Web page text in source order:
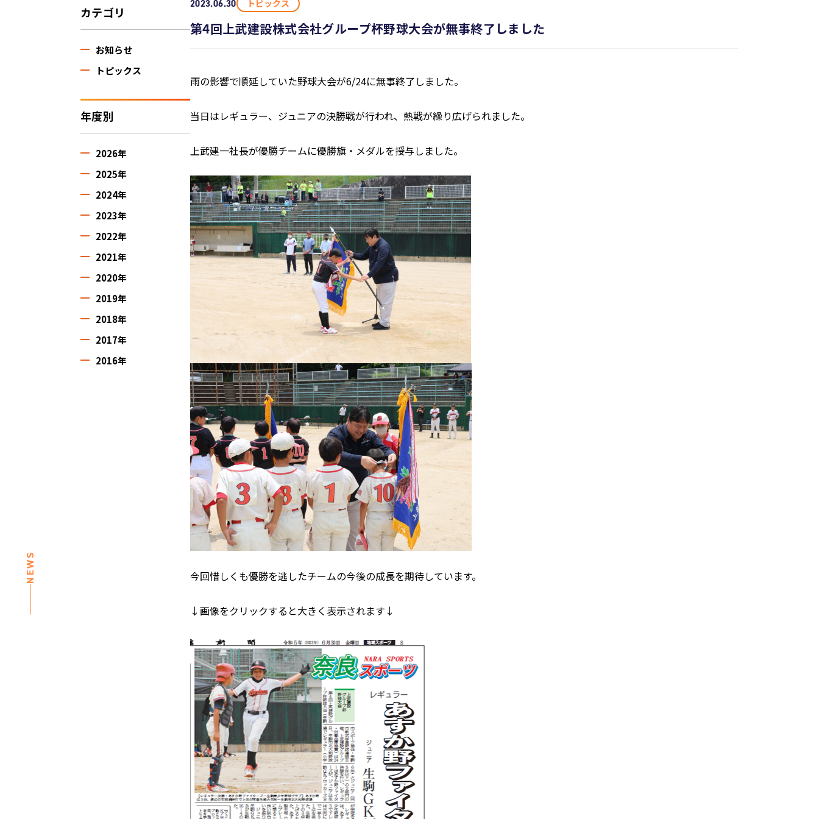
NEWS
カテゴリ
お知らせ
トピックス
年度別
2026年
2025年
2024年
2023年
2022年
2021年
2020年
2019年
2018年
2017年
2016年
2023.06.30 トピックス
第4回上武建設株式会社グループ杯野球大会が無事終了しました
雨の影響で順延していた野球大会が6/24に無事終了しました。
当日はレギュラー、ジュニアの決勝戦が行われ、熱戦が繰り広げられました。
上武建一社長が優勝チームに優勝旗・メダルを授与しました。
今回惜しくも優勝を逃したチームの今後の成長を期待しています。
↓画像をクリックすると大きく表示されます↓